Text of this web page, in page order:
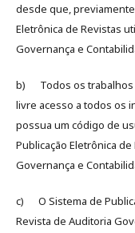
desde que,
Eletrônica de Revistas
Governança e
b) Todos os trabalhos
livre acesso a todos os
possua um código de
Publicação Eletrônica
Governança e
c) O Sistema de
Revista de Auditoria